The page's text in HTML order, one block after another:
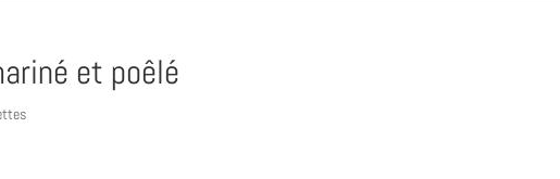
et poêlé